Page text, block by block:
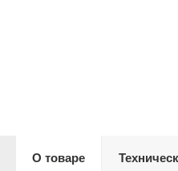
О товаре